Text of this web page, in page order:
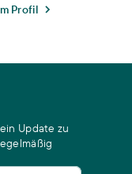
Profil
Update zu